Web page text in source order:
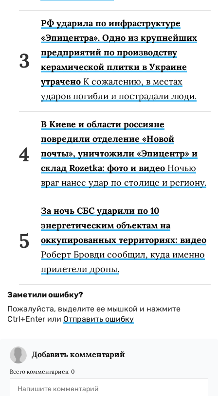
РФ ударила по инфраструктуре
«Эпицентра». Одно из крупнейших
предприятий по производству
керамической плитки в Украине
утрачено К сожалению, в местах
ударов погибли и пострадали люди.
В Киеве и области россияне
повредили отделение «Новой
почты», уничтожили «Эпицентр» и
склад Rozetka: фото и видео Ночью
враг нанес удар по столице и региону.
За ночь СБС ударили по 10
энергетическим объектам на
оккупированных территориях: видео
Роберт Бровди сообщил, куда именно
прилетели дроны.
Заметили ошибку?
Пожалуйста, выделите ее мышкой и нажмите
Ctrl+Enter или Отправить ошибку
Добавить комментарий
Всего комментариев: 0